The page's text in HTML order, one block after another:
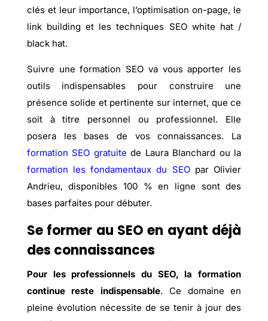
clés et leur importance, l’optimisation on-page, le
link building et les techniques SEO white hat /
black hat.
Suivre une formation SEO va vous apporter les
outils indispensables pour construire une
présence solide et pertinente sur internet, que ce
soit à titre personnel ou professionnel. Elle
posera les bases de vos connaissances. La
formation SEO gratuite de Laura Blanchard ou la
formation les fondamentaux du SEOpar Olivier
Andrieu, disponibles 100 % en ligne sont des
bases parfaites pour débuter.
Se former au SEO en ayant déjà
des connaissances
Pour les professionnels du SEO, la formation
continue reste indispensable. Ce domaine en
pleine évolution nécessite de se tenir à jour des